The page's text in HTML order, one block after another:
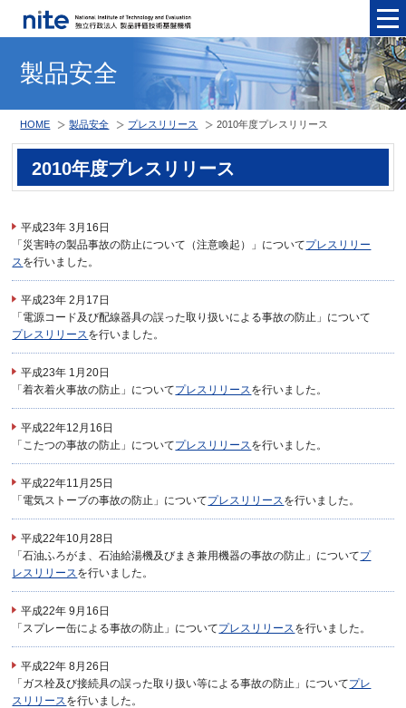
製品安全
HOME 製品安全 プレスリリース 2010年度プレスリリース
2010年度プレスリリース
平成23年 3月16日
「災害時の製品事故の防止について（注意喚起）」についてプレスリリー
スを行いました。
平成23年 2月17日
「電源コード及び配線器具の誤った取り扱いによる事故の防止」について
プレスリリースを行いました。
平成23年 1月20日
「着衣着火事故の防止」についてプレスリリースを行いました。
平成22年12月16日
「こたつの事故の防止」についてプレスリリースを行いました。
平成22年11月25日
「電気ストーブの事故の防止」についてプレスリリースを行いました。
平成22年10月28日
「石油ふろがま、石油給湯機及びまき兼用機器の事故の防止」についてプ
レスリリース を行いました。
平成22年 9月16日
「スプレー缶による事故の防止」についてプレスリリース を行いました。
平成22年 8月26日
「ガス栓及び接続具の誤った取り扱い等による事故の防止」についてプレ
スリリース を行いました。